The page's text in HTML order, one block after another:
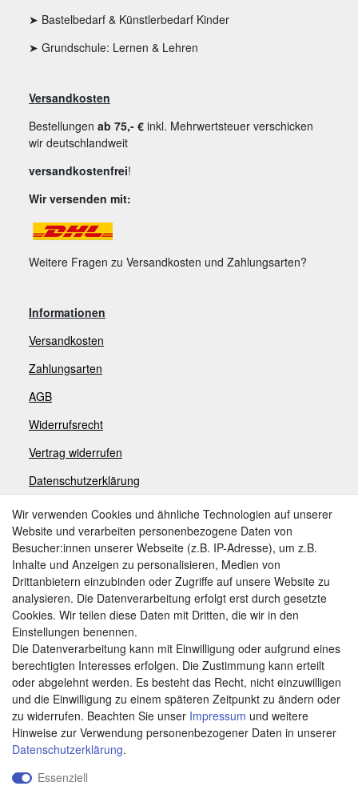
➤ Bastelbedarf & Künstlerbedarf Kinder
➤ Grundschule: Lernen & Lehren
Versandkosten
Bestellungen ab 75,- € inkl. Mehrwertsteuer verschicken
wir deutschlandweit
versandkostenfrei!
Wir versenden mit:
Weitere Fragen zu Versandkosten und Zahlungsarten?
Informationen
Versandkosten
Zahlungsarten
AGB
Widerrufsrecht
Vertrag widerrufen
Datenschutzerklärung
Impressum
Zahlungsarten
Weitere Zahlungsarten:
Kauf auf Rechnung
Vorkasse
Hier sind wir
Wir verwenden Cookies und ähnliche Technologien auf unserer
Website und verarbeiten personenbezogene Daten von
Besucher:innen unserer Webseite (z.B. IP-Adresse), um z.B.
Inhalte und Anzeigen zu personalisieren, Medien von
Drittanbietern einzubinden oder Zugriffe auf unsere Website zu
analysieren. Die Datenverarbeitung erfolgt erst durch gesetzte
Cookies. Wir teilen diese Daten mit Dritten, die wir in den
Einstellungen benennen.
Die Datenverarbeitung kann mit Einwilligung oder aufgrund eines
berechtigten Interesses erfolgen. Die Zustimmung kann erteilt
oder abgelehnt werden. Es besteht das Recht, nicht einzuwilligen
und die Einwilligung zu einem späteren Zeitpunkt zu ändern oder
zu widerrufen. Beachten Sie unser Impressum und weitere
Hinweise zur Verwendung personenbezogener Daten in unserer
Daten­schutz­erklärung.
Essenziell